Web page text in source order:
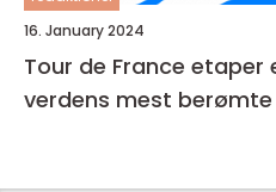
16. January 2024
Tour de France etaper
verdens mest